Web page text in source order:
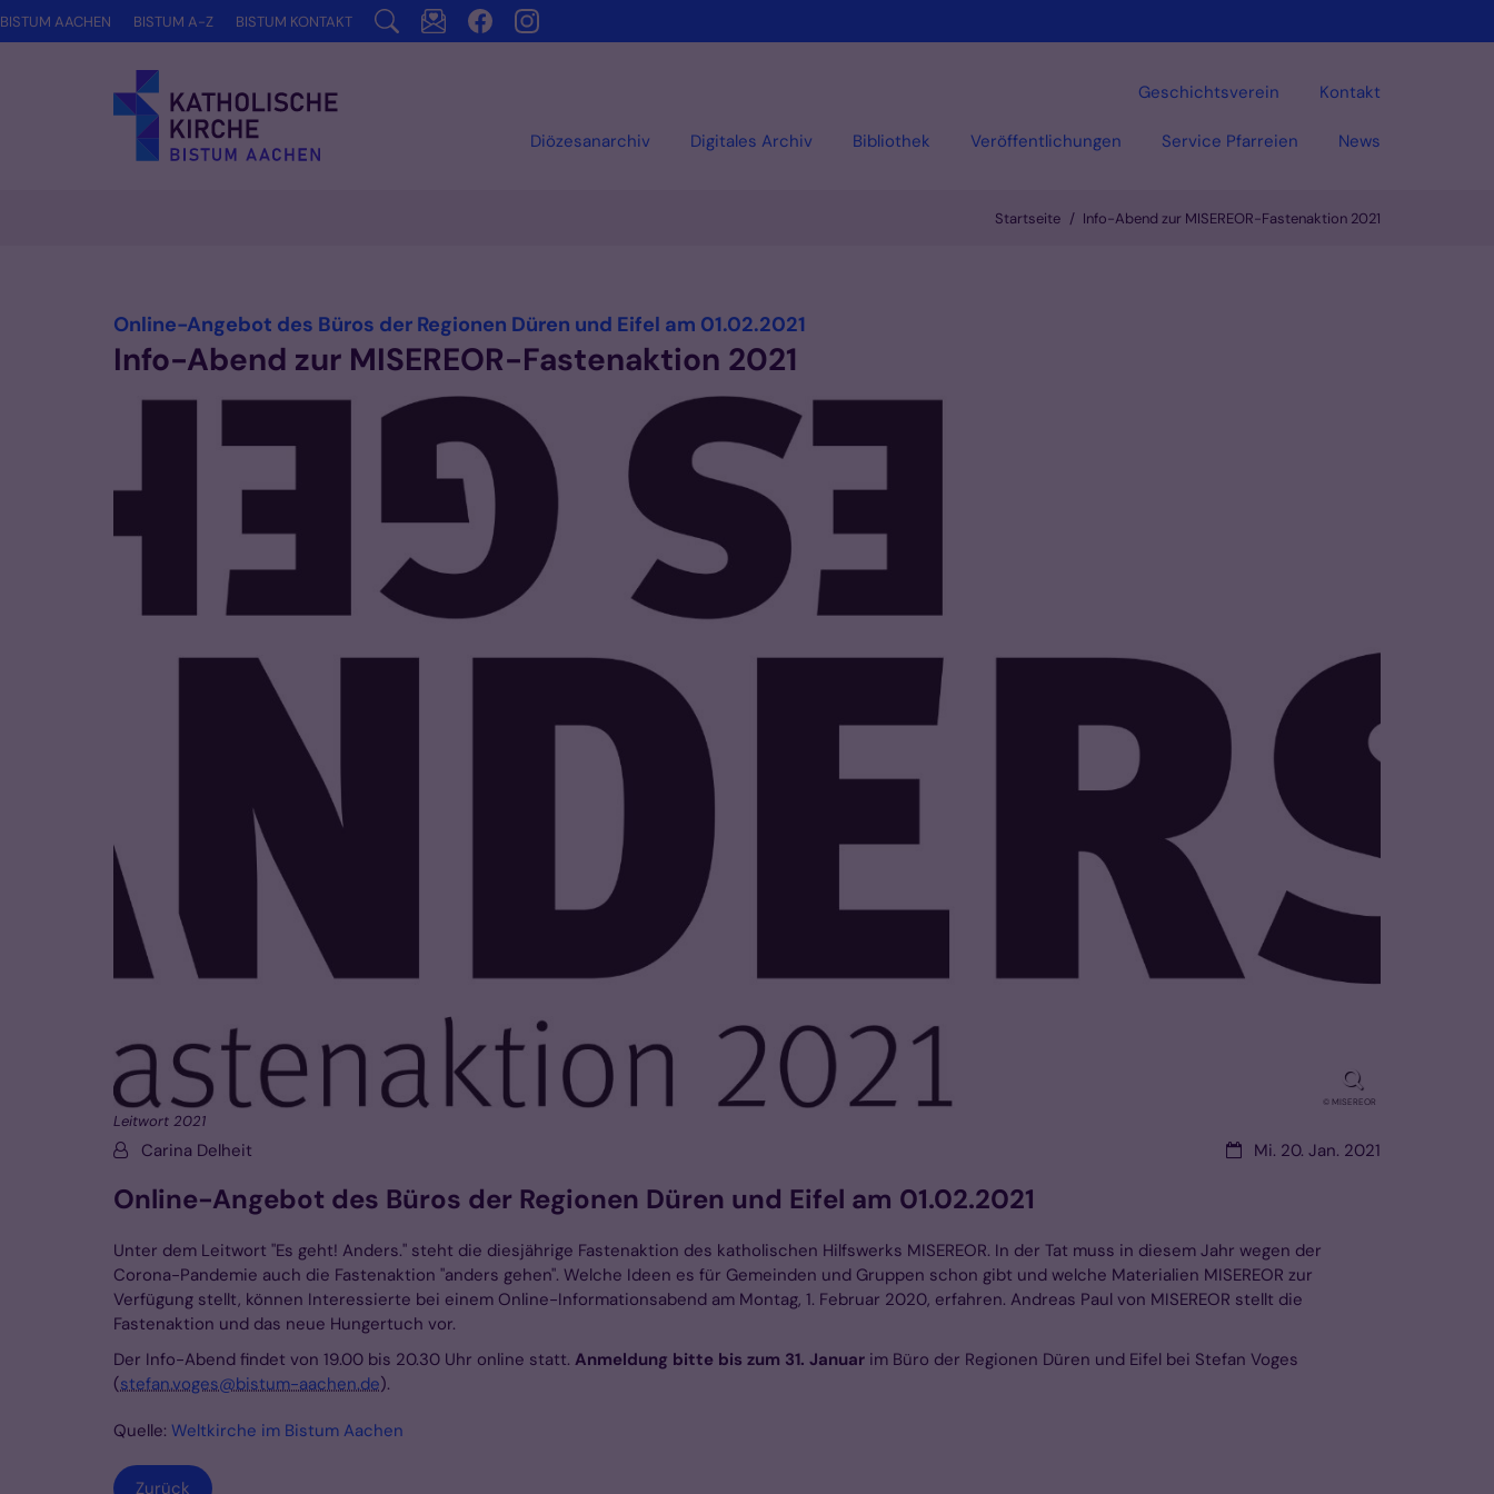
Zum Inhalt springen
Diözesanarchiv Digitales Archiv Bibliothek Veröffentlichungen Service Pfarreien News
Geschichtsverein Kontakt
BISTUM AACHEN BISTUM A-Z BISTUM KONTAKT
Startseite Info-Abend zur MISEREOR-Fastenaktion 2021
Online-Angebot des Büros der Regionen Düren und Eifel am 01.02.2021
Info-Abend zur MISEREOR-Fastenaktion 2021
© MISEREOR
Leitwort 2021
Datum:Mi. 20. Jan. 2021
Von:Carina Delheit
Online-Angebot des Büros der Regionen Düren und Eifel am 01.02.2021
Unter dem Leitwort "Es geht! Anders." steht die diesjährige Fastenaktion des katholischen Hilfswerks MISEREOR. In der Tat muss in diesem Jahr wegen der
Corona-Pandemie auch die Fastenaktion "anders gehen". Welche Ideen es für Gemeinden und Gruppen schon gibt und welche Materialien MISEREOR zur
Verfügung stellt, können Interessierte bei einem Online-Informationsabend am Montag, 1. Februar 2020, erfahren. Andreas Paul von MISEREOR stellt die
Fastenaktion und das neue Hungertuch vor.
Der Info-Abend findet von 19.00 bis 20.30 Uhr online statt. Anmeldung bitte bis zum 31. Januar im Büro der Regionen Düren und Eifel bei Stefan Voges
(stefan.voges@bistum-aachen.de).
Quelle: Weltkirche im Bistum Aachen
Zurück